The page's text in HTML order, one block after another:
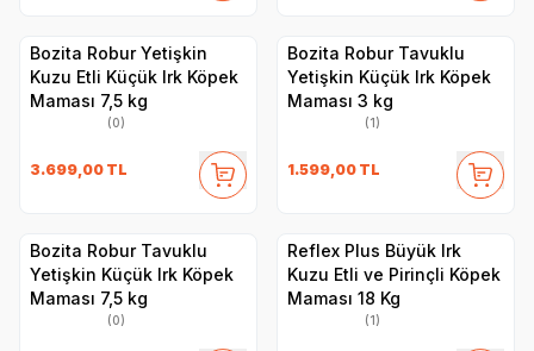
Bozita Robur Yetişkin
Kuzu Etli Küçük Irk Köpek
Maması 7,5 kg
(0)
3.699,00 TL
Bozita Robur Tavuklu
Yetişkin Küçük Irk Köpek
Maması 3 kg
(1)
1.599,00 TL
Bozita Robur Tavuklu
Yetişkin Küçük Irk Köpek
Maması 7,5 kg
(0)
​Reflex Plus Büyük Irk
Kuzu Etli ve Pirinçli Köpek
Maması 18 Kg
(1)